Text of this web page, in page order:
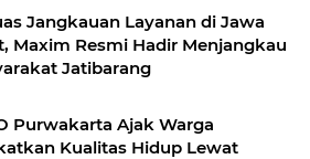
Jangkauan Layanan di Jawa
Maxim Resmi Hadir Menjangkau
Jatibarang
Purwakarta Ajak Warga
Kualitas Hidup Lewat